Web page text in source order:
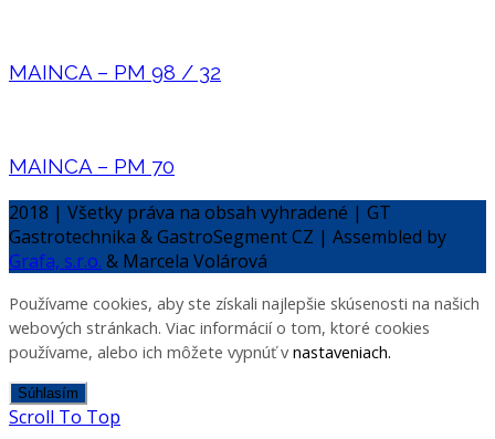
MAINCA – PM 98 / 32
MAINCA – PM 70
2018 | Všetky práva na obsah vyhradené | GT
Gastrotechnika & GastroSegment CZ | Assembled by
Grafa, s.r.o. & Marcela Volárová
Používame cookies, aby ste získali najlepšie skúsenosti na našich
webových stránkach. Viac informácií o tom, ktoré cookies
používame, alebo ich môžete vypnúť vnastaveniach.
Súhlasím
Scroll To Top